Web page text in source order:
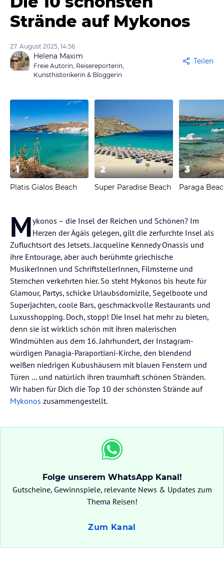
Strände auf Mykonos
27. August 2025, 14:56
Helena Maxim
Freie Autorin, Reisereporterin,
Kunsthistorikerin & Bloggerin
Teilen
1
Platis Gialos Beach
2
Super Paradise Beach
3
Paraga
Mykonos – die Insel der Reichen und Schönen? Im
Herzen der Ägäis gelegen, gilt die zerfurchte Insel als
Zufluchtsort des Jetsets. Jacqueline Kennedy Onassis und
ihre Entourage, aber auch berühmte griechische
MusikerInnen und SchriftstellerInnen, Filmsterne und
Sternchen verkehrten hier. So steht Mykonos bis heute für
Glamour, Partys, schicke Urlaubsdomizile, Segelboote und
Superjachten, coole Bars, geschmackvolle Restaurants und
Luxusshopping. Doch, stopp! Die Insel hat mehr zu bieten,
denn sie ist wirklich schön mit ihren malerischen
Windmühlen aus dem 16. Jahrhundert, der Instagram-
würdigen Panagia-Paraportiani-Kirche, den blendend
weißen niedrigen Kubushäusern mit blauen Fenstern und
Türen … und natürlich ihren traumhaft schönen Stränden.
Wir haben für Dich die Top 10 der schönsten Strände auf
Mykonos zusammengestellt.
Folge unserem WhatsApp Kanal!
Gutscheine, Gewinnspiele, relevante News & Updates zum
Thema Reisen!
Zum Kanal